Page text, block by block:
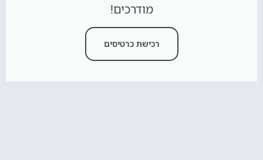
מודרכים!
רכישת כרטיסים